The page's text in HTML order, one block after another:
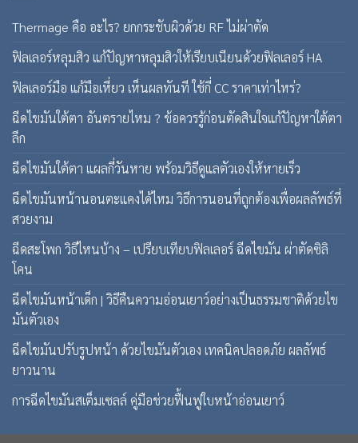
Thermage คือ อะไร? ยกกระชับผิวด้วย RF ไม่ผ่าตัด
ฟิลเลอร์หลุมสิว แก้ปัญหาหลุมสิวให้เรียบเนียนด้วยฟิลเลอร์ HA
ฟิลเลอร์มือ แก้มือเหี่ยว เห็นผลทันที ใช้กี่ CC ราคาเท่าไหร่?
ฉีดไขมันใต้ตา อันตรายไหม ? ข้อควรรู้ก่อนตัดสินใจแก้ปัญหาใต้ตา
ลึก
ฉีดไขมันใต้ตา แผลกี่วันหาย พร้อมวิธีดูแลตัวเองให้หายเร็ว
ฉีดไขมันหน้านอนตะแคงได้ไหม วิธีการนอนที่ถูกต้องเพื่อผลลัพธ์ที่
สวยงาม
ฉีดสะโพก วิธีไหนบ้าง – เปรียบเทียบฟิลเลอร์ ฉีดไขมัน ผ่าตัดซิลิ
โคน
ฉีดไขมันหน้าเด็ก | วิธีคืนความอ่อนเยาว์อย่างเป็นธรรมชาติด้วยไข
มันตัวเอง
ฉีดไขมันปรับรูปหน้า ด้วยไขมันตัวเอง เทคนิคปลอดภัย ผลลัพธ์
ยาวนาน
การฉีดไขมันสเต็มเซลล์ คู่มือช่วยฟื้นฟูใบหน้าอ่อนเยาว์